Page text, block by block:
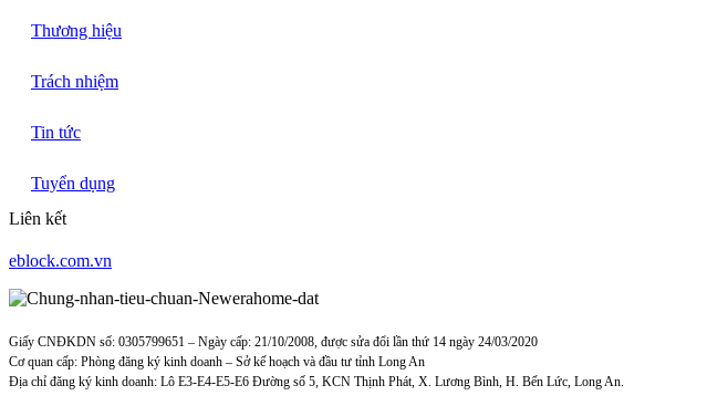
Thương hiệu
Trách nhiệm
Tin tức
Tuyển dụng
Liên kết
eblock.com.vn
Giấy CNĐKDN số: 0305799651 – Ngày cấp: 21/10/2008, được sửa đổi lần thứ 14 ngày 24/03/2020
Cơ quan cấp: Phòng đăng ký kinh doanh – Sở kế hoạch và đầu tư tỉnh Long An
Địa chỉ đăng ký kinh doanh: Lô E3-E4-E5-E6 Đường số 5, KCN Thịnh Phát, X. Lương Bình, H. Bến Lức, Long An.